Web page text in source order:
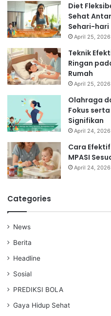
Diet
Sehat
Sehari-hari
April 25, 2026
Teknik
Ringan
Rumah
April 25, 2026
Olahraga
Fokus
Signifikan
April 24, 2026
Cara
MPASI
April 24, 2026
Categories
News
Berita
Headline
Sosial
PREDIKSI BOLA
Gaya Hidup Sehat